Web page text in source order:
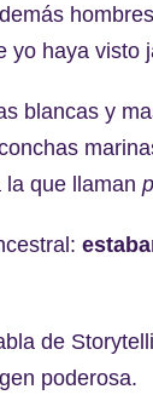
yo haya visto
blancas y
que llaman
de
poderosa.